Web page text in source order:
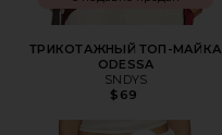
ТРИКОТАЖНЫЙ ТОП-МАЙКА
ODESSA
SNDYS
$69